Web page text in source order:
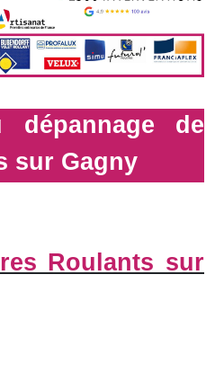
dépannage de
sur Gagny
Roulants sur